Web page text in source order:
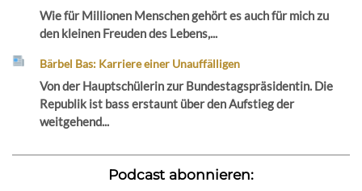
Wie für Millionen Menschen gehört es auch für mich zu
den kleinen Freuden des Lebens,...
Bärbel Bas: Karriere einer Unauffälligen
Von der Hauptschülerin zur Bundestagspräsidentin. Die
Republik ist bass erstaunt über den Aufstieg der
weitgehend...
Podcast abonnieren: